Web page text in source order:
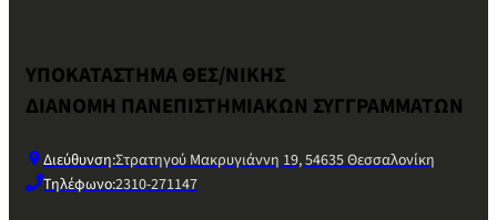
ΥΠΟΚΑΤΑΣΤΗΜΑ ΘΕΣ/ΝΙΚΗΣ
ΔΙΑΝΟΜΗ ΠΑΝΕΠΙΣΤΗΜΙΑΚΩΝ ΣΥΓΓΡΑΜΜΑΤΩΝ
Διεύθυνση:Στρατηγού Μακρυγιάννη 19, 54635 Θεσσαλονίκη
Τηλέφωνο:2310-271147